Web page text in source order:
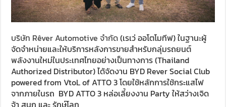
บริษัท Rêver Automotive จำกัด(เรเว่ ออโตโมทีฟ) ในฐานะผู้
จัดจำหน่ายและให้บริการหลังการขายสำหรับกลุ่มรถยนต์
พลังงานใหม่ในประเทศไทยอย่างเป็นทางการ (Thailand
Authorized Distributor) ได้จัดงาน BYD Rever Social Club
powered from VtoL of ATTO 3 โดยใช้หลักการใช้กระแสไฟ
จากภายในรถ BYD ATTO 3 หล่อเลี้ยงงาน Party ให้สว่างเจิด
จ้า สนุก และ รักษ์โลก